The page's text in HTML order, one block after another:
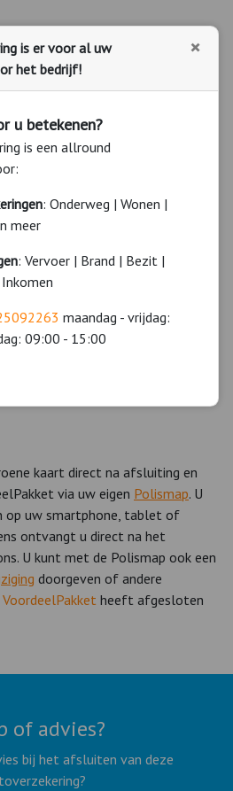
casco )
)
Wij willen u namelijk altijd de
o.b.v.schadevrije jaren)
( o.b.v. kilometers )
kaart direct na afsluiting en
via uw eigen Polismap. U
op uw smartphone, tablet of
ontvangt u direct na het
U kunt met de Polismap ook een
doorgeven of andere
VoordeelPakket heeft afgesloten
of advies?
bij het afsluiten van deze
is er voor al uw
het bedrijf!
×
u betekenen?
is een allround
: Onderweg | Wonen |
meer
: Vervoer | Brand | Bezit |
maandag - vrijdag:
09:00 - 15:00